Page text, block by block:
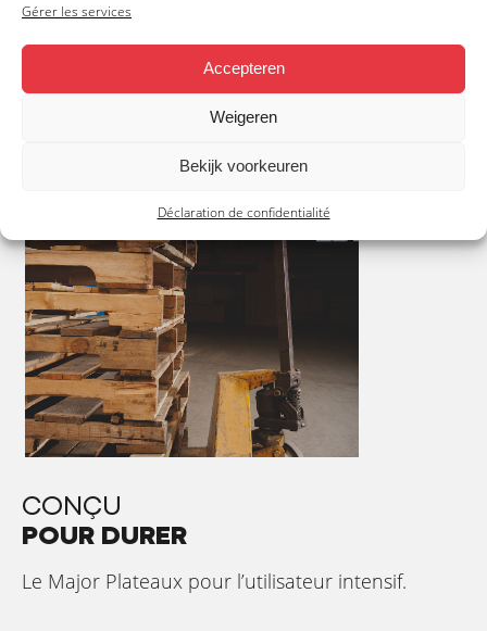
Gérer les services
Accepteren
Weigeren
Bekijk voorkeuren
Déclaration de confidentialité
pouvoir inspirer confiance à votre client et vous
voulez pouvoir compter sur les matériaux et les
outils que vous utilisez. C’est pourquoi nous
CONSTRUIRE PAR DES PROFESSIONNELS
CONÇU
POUR DURER
Le Major Plateaux pour l’utilisateur intensif.